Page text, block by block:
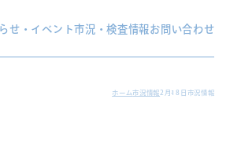
せ・イベント市況・検査情報お問い合わせ
ホーム市況情報 2月18日市況情報